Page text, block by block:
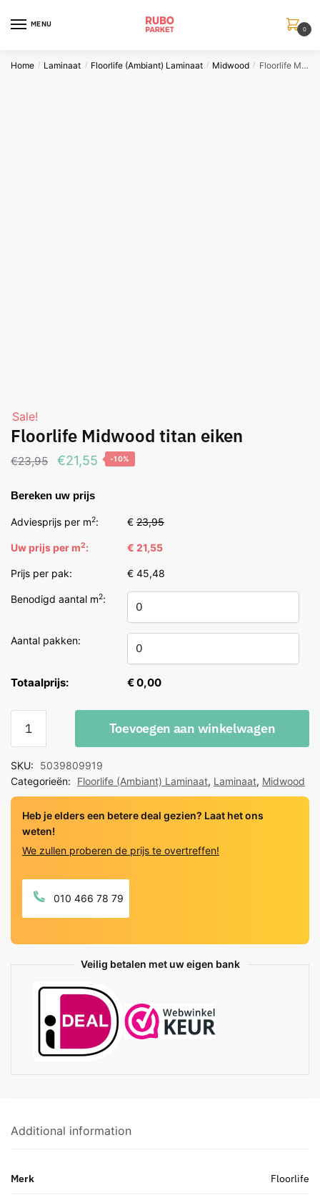
MENU
0
Home / Laminaat / Floorlife (Ambiant) Laminaat / Midwood / Floorlife Midwood titan eiken
Sale!
Floorlife Midwood titan eiken
€23,95
Oorspronkelijke
was:
€23,95.
€21,55 Huidige
€21,55.
-10%
Bereken uw prijs
Adviesprijs per m2: € 23,95
Uw prijs per m2: € 21,55
Prijs per pak: € 45,48
Benodigd aantal m2:
Aantal pakken:
Totaalprijs: € 0,00
Midwood
eiken
quantity
Toevoegen aan winkelwagen
SKU:
5039809919
Categorieën:
Floorlife (Ambiant) Laminaat, Laminaat, Midwood
Heb je elders een betere deal gezien? Laat het ons
weten!
We zullen proberen de prijs te overtreffen!
010 466 78 79
Veilig betalen met uw eigen bank
Additional information
Merk Floorlife